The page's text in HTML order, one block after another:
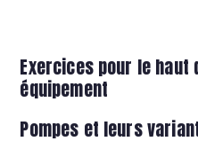
Exercices pour le haut
équipement
Pompes et leurs